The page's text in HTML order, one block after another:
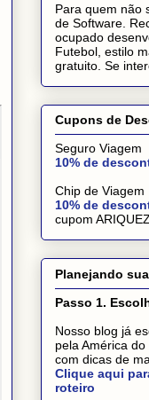
Para quem não
de Software.
ocupado
Futebol, estilo
gratuito. Se
Cupons de
Seguro Viagem
10% de
Chip de Viagem
10% de
cupom
Planejando
Passo 1.
Nosso blog já
pela América
com dicas de
Clique aqui
roteiro